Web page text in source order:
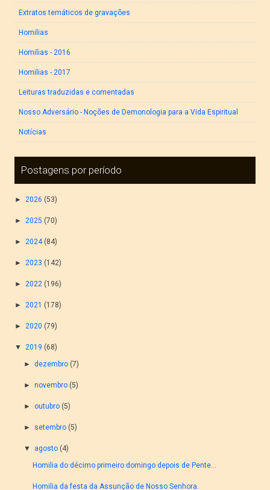
Extratos temáticos de gravações
Homilias
Homilias - 2016
Homilias - 2017
Leituras traduzidas e comentadas
Nosso Adversário - Noções de Demonologia para a Vida Espiritual
Notícias
Postagens por período
► 2026 (53)
► 2025 (70)
► 2024 (84)
► 2023 (142)
► 2022 (196)
► 2021 (178)
► 2020 (79)
▼ 2019 (68)
► dezembro (7)
► novembro (5)
► outubro (5)
► setembro (5)
▼ agosto (4)
Homilia do décimo primeiro domingo depois de Pente...
Homilia da festa da Assunção de Nosso Senhora.